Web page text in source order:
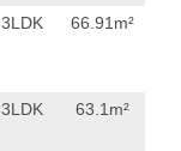
3LDK 66.91 m²
3LDK 63.1 m²